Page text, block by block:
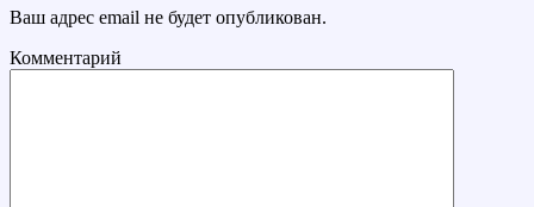
Ваш адрес email не будет опубликован.
Комментарий